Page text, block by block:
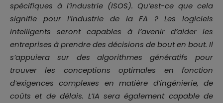
spécifiques à l’industrie (ISOS). Qu’est-ce que cela
signifie pour l’industrie de la FA ? Les logiciels
intelligents seront capables à l’avenir d’aider les
entreprises à prendre des décisions de bout en bout. Il
s’appuiera sur des algorithmes génératifs pour
trouver les conceptions optimales en fonction
d’exigences complexes en matière d’ingénierie, de
coûts et de délais. L’IA sera également capable de